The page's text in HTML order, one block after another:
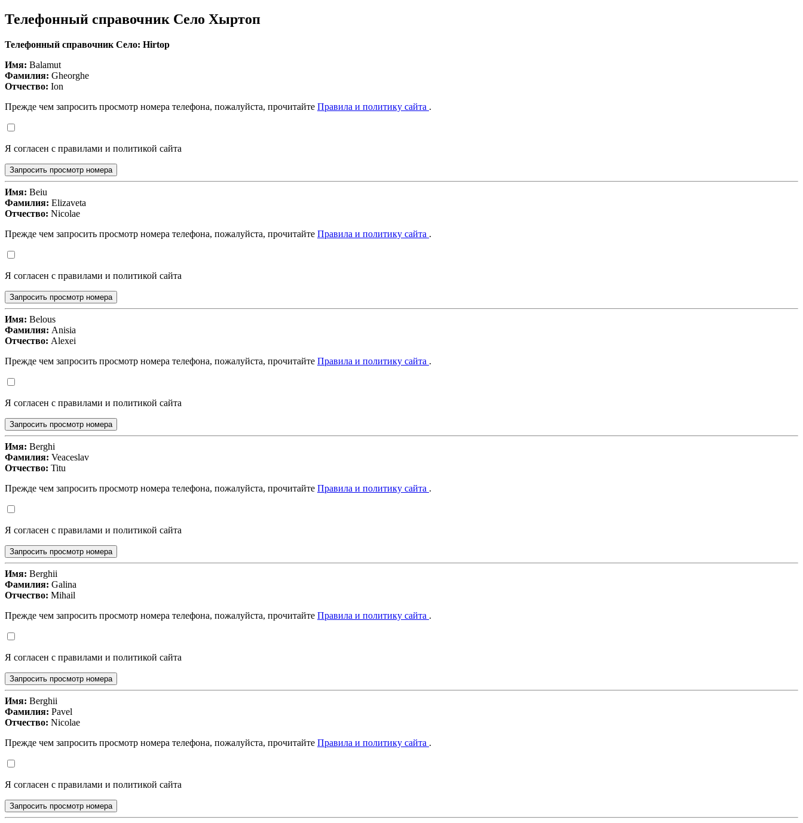
Телефонный справочник Село Хыртоп
Телефонный справочник Село: Hirtop
Имя: Balamut
Фамилия: Gheorghe
Отчество: Ion
Прежде чем запросить просмотр номера телефона, пожалуйста, прочитайте Правила и политику сайта .
Я согласен с правилами и политикой сайта
Запросить просмотр номера
Имя: Beiu
Фамилия: Elizaveta
Отчество: Nicolae
Прежде чем запросить просмотр номера телефона, пожалуйста, прочитайте Правила и политику сайта .
Я согласен с правилами и политикой сайта
Запросить просмотр номера
Имя: Belous
Фамилия: Anisia
Отчество: Alexei
Прежде чем запросить просмотр номера телефона, пожалуйста, прочитайте Правила и политику сайта .
Я согласен с правилами и политикой сайта
Запросить просмотр номера
Имя: Berghi
Фамилия: Veaceslav
Отчество: Titu
Прежде чем запросить просмотр номера телефона, пожалуйста, прочитайте Правила и политику сайта .
Я согласен с правилами и политикой сайта
Запросить просмотр номера
Имя: Berghii
Фамилия: Galina
Отчество: Mihail
Прежде чем запросить просмотр номера телефона, пожалуйста, прочитайте Правила и политику сайта .
Я согласен с правилами и политикой сайта
Запросить просмотр номера
Имя: Berghii
Фамилия: Pavel
Отчество: Nicolae
Прежде чем запросить просмотр номера телефона, пожалуйста, прочитайте Правила и политику сайта .
Я согласен с правилами и политикой сайта
Запросить просмотр номера